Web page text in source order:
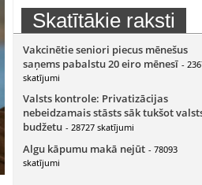
Skatītākie raksti
Vakcinētie seniori piecus mēnešus
saņems pabalstu 20 eiro mēnesī -
skatījumi
Valsts kontrole: Privatizācijas
nebeidzamais stāsts sāk tukšot
budžetu - 28727 skatījumi
Algu kāpumu makā nejūt - 78093
skatījumi